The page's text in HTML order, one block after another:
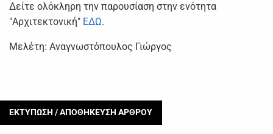
Δείτε ολόκληρη την παρουσίαση στην ενότητα
"Αρχιτεκτονική" ΕΔΩ.
Μελέτη: Αναγνωστόπουλος Γιώργος
ΕΚΤΥΠΩΣΗ / ΑΠΟΘΗΚΕΥΣΗ ΑΡΘΡΟΥ